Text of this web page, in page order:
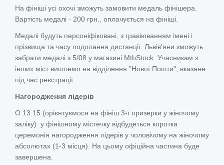
На фініші усі охочі зможуть замовити медаль фінішера.
Вартість медалі - 200 грн., оплачується на фініші.
Медалі будуть персоніфіковані, з гравіюванням імені і
прізвища та часу подолання дистанції. Львів'яни зможуть
забрати медалі з 5/08 у магазині MtbStock. Учасникам з
інших міст вишлемо на відділення "Нової Пошти", вказане
під час реєстрації.
Нагородження лідерів
О 13:15 (орієнтуємося на фініш 3-ї призерки у жіночому
заліку) у фінішному містечку відбудеться коротка
церемонія нагородження лідерів у чоловічому на жіночому
абсолютах (1-3 місця). На цьому офіційна частина буде
завершена.